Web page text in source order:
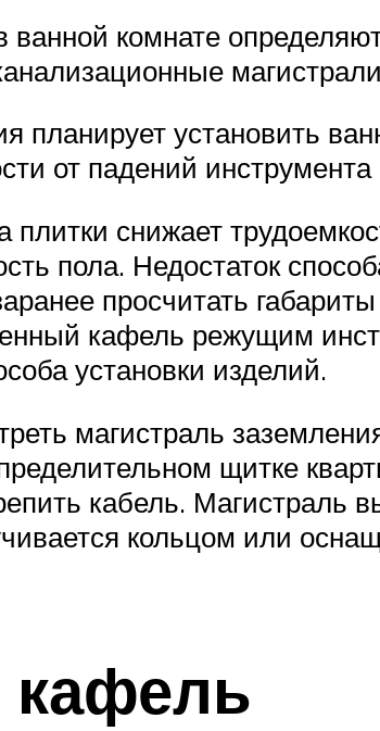
комнате
магистрали
планирует установить
от падений
плитки снижает
пола. Недостаток
просчитать
кафель режущим
установки изделий.
магистраль
щитке
кабель. Магистраль
кольцом или